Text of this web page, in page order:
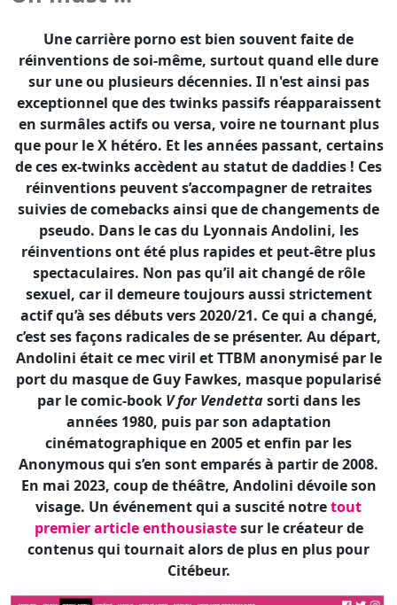
que pour le X hétéro. Et les années passant, certains
de ces ex-twinks accèdent au statut de daddies ! Ces
réinventions peuvent s’accompagner de retraites
suivies de comebacks ainsi que de changements de
pseudo. Dans le cas du Lyonnais Andolini, les
réinventions ont été plus rapides et peut-être plus
spectaculaires. Non pas qu’il ait changé de rôle
sexuel, car il demeure toujours aussi strictement
actif qu’à ses débuts vers 2020/21. Ce qui a changé,
c’est ses façons radicales de se présenter. Au départ,
Andolini était ce mec viril et TTBM anonymisé par le
port du masque de Guy Fawkes, masque popularisé
par le comic-bookV for Vendettasorti dans les
années 1980, puis par son adaptation
cinématographique en 2005 et enfin par les
Anonymous qui s’en sont emparés à partir de 2008.
En mai 2023, coup de théâtre, Andolini dévoile son
visage. Un événement qui a suscité notretout
premier article enthousiastesur le créateur de
contenus qui tournait alors de plus en plus pour
Citébeur.